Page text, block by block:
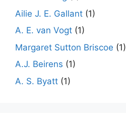
Ailie J. E. Gallant (1)
A. E. van Vogt (1)
Margaret Sutton Briscoe (1)
A.J. Beirens (1)
A. S. Byatt (1)